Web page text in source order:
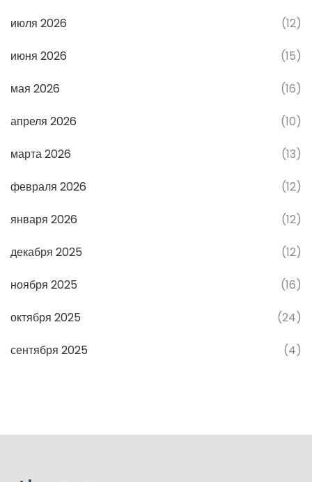
июля 2026 (12)
июня 2026 (15)
мая 2026 (16)
апреля 2026 (10)
марта 2026 (13)
февраля 2026 (12)
января 2026 (12)
декабря 2025 (12)
ноября 2025 (16)
октября 2025 (24)
сентября 2025 (4)